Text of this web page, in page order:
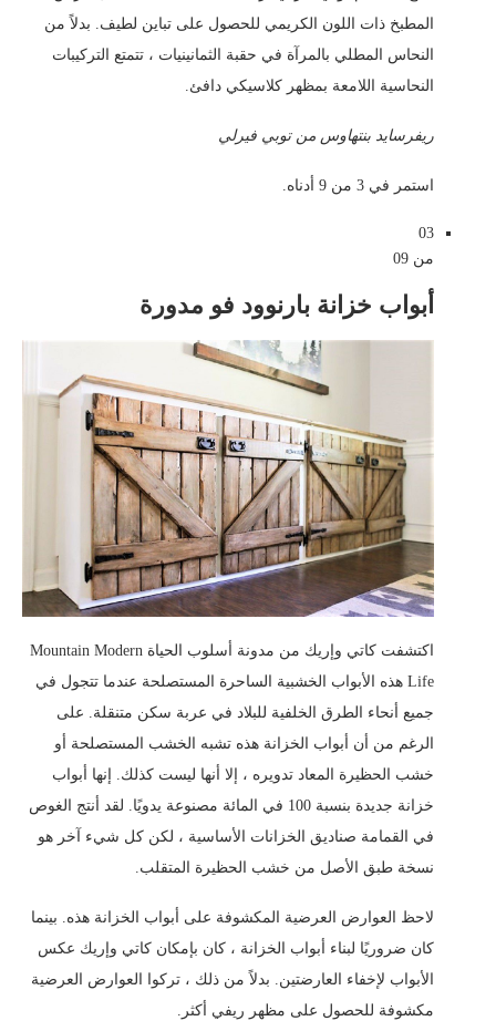
المطبخ ذات اللون الكريمي للحصول على تباين لطيف. بدلاً من
النحاس المطلي بالمرآة في حقبة الثمانينيات ، تتمتع التركيبات
النحاسية اللامعة بمظهر كلاسيكي دافئ.
ريفرسايد بنتهاوس من توبي فيرلي
استمر في 3 من 9 أدناه.
03
من 09
أبواب خزانة بارنوود فو مدورة
اكتشفت كاتي وإريك من مدونة أسلوب الحياة Mountain Modern
Life هذه الأبواب الخشبية الساحرة المستصلحة عندما تتجول في
جميع أنحاء الطرق الخلفية للبلاد في عربة سكن متنقلة. على
الرغم من أن أبواب الخزانة هذه تشبه الخشب المستصلحة أو
خشب الحظيرة المعاد تدويره ، إلا أنها ليست كذلك. إنها أبواب
خزانة جديدة بنسبة 100 في المائة مصنوعة يدويًا. لقد أنتج الغوص
في القمامة صناديق الخزانات الأساسية ، لكن كل شيء آخر هو
نسخة طبق الأصل من خشب الحظيرة المتقلب.
لاحظ العوارض العرضية المكشوفة على أبواب الخزانة هذه. بينما
كان ضروريًا لبناء أبواب الخزانة ، كان بإمكان كاتي وإريك عكس
الأبواب لإخفاء العارضتين. بدلاً من ذلك ، تركوا العوارض العرضية
مكشوفة للحصول على مظهر ريفي أكثر.